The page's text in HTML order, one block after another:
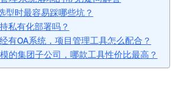
型时最容易踩哪些坑？
私有化部署吗？
有OA系统，项目管理工具怎么配合？
的集团子公司，哪款工具性价比最高？